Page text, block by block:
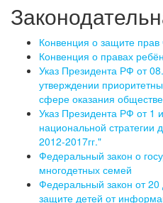
Конвенция о защите
Конвенция о правах
Указ Президента РФ от
утверждении
сфере оказания
Указ Президента РФ от
национальной стратегии
2012-2017гг."
Федеральный закон о
многодетных семей
Федеральный закон от
защите детей от